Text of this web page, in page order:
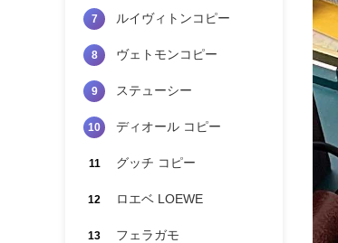
7 ルイヴィトンコピー
8 ヴェトモンコピー
9 ステューシー
10 ディオール コピー
11 グッチ コピー
12 ロエベ LOEWE
13 フェラガモ